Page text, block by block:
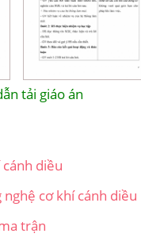
tải giáo án
diều
cơ khí cánh diều
trận